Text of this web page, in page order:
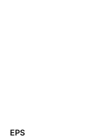
EPS